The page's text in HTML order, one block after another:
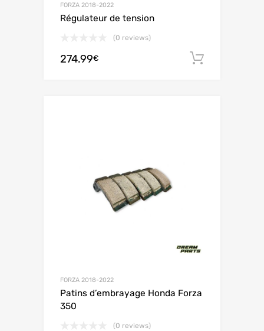
FORZA 2018-2022
Régulateur de tension
(0 reviews)
274.99€
FORZA 2018-2022
Patins d’embrayage Honda Forza
350
(0 reviews)